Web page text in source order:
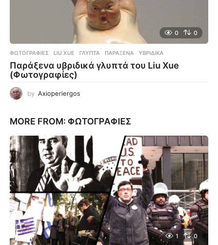
0 0
ΦΩΤΟΓΡΑΦΊΕΣ LIU XUE ,ΓΛΥΠΤΆ ,ΠΑΡΆΞΕΝΑ ,ΥΒΡΙΔΙΚΆ
Παράξενα υβριδικά γλυπτά του Liu Xue
(Φωτογραφίες)
by Axioperiergos
MORE FROM: ΦΩΤΟΓΡΑΦΊΕΣ
1 0